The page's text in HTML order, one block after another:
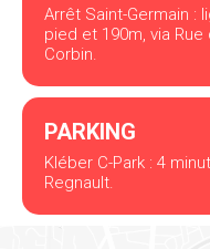
Arrêt Saint-Germain :
pied et 190m, via
Corbin.
PARKING
Kléber C-Park : 4
Regnault.